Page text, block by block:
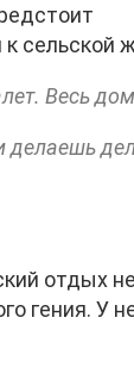
сельской
Весь
делаешь
отдых
гения. У